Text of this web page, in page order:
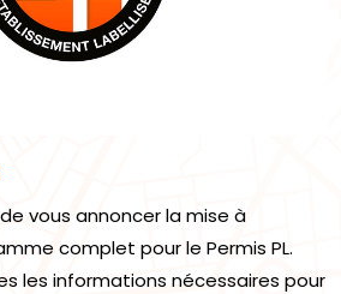
vous annoncer la mise à
complet pour le Permis PL.
les informations nécessaires pour